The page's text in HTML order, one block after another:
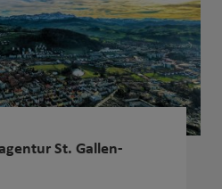
St. Gallen-